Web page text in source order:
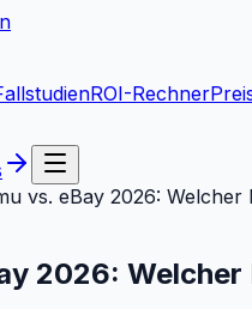
ROI-Rechner
vs. eBay 2026:
2026: